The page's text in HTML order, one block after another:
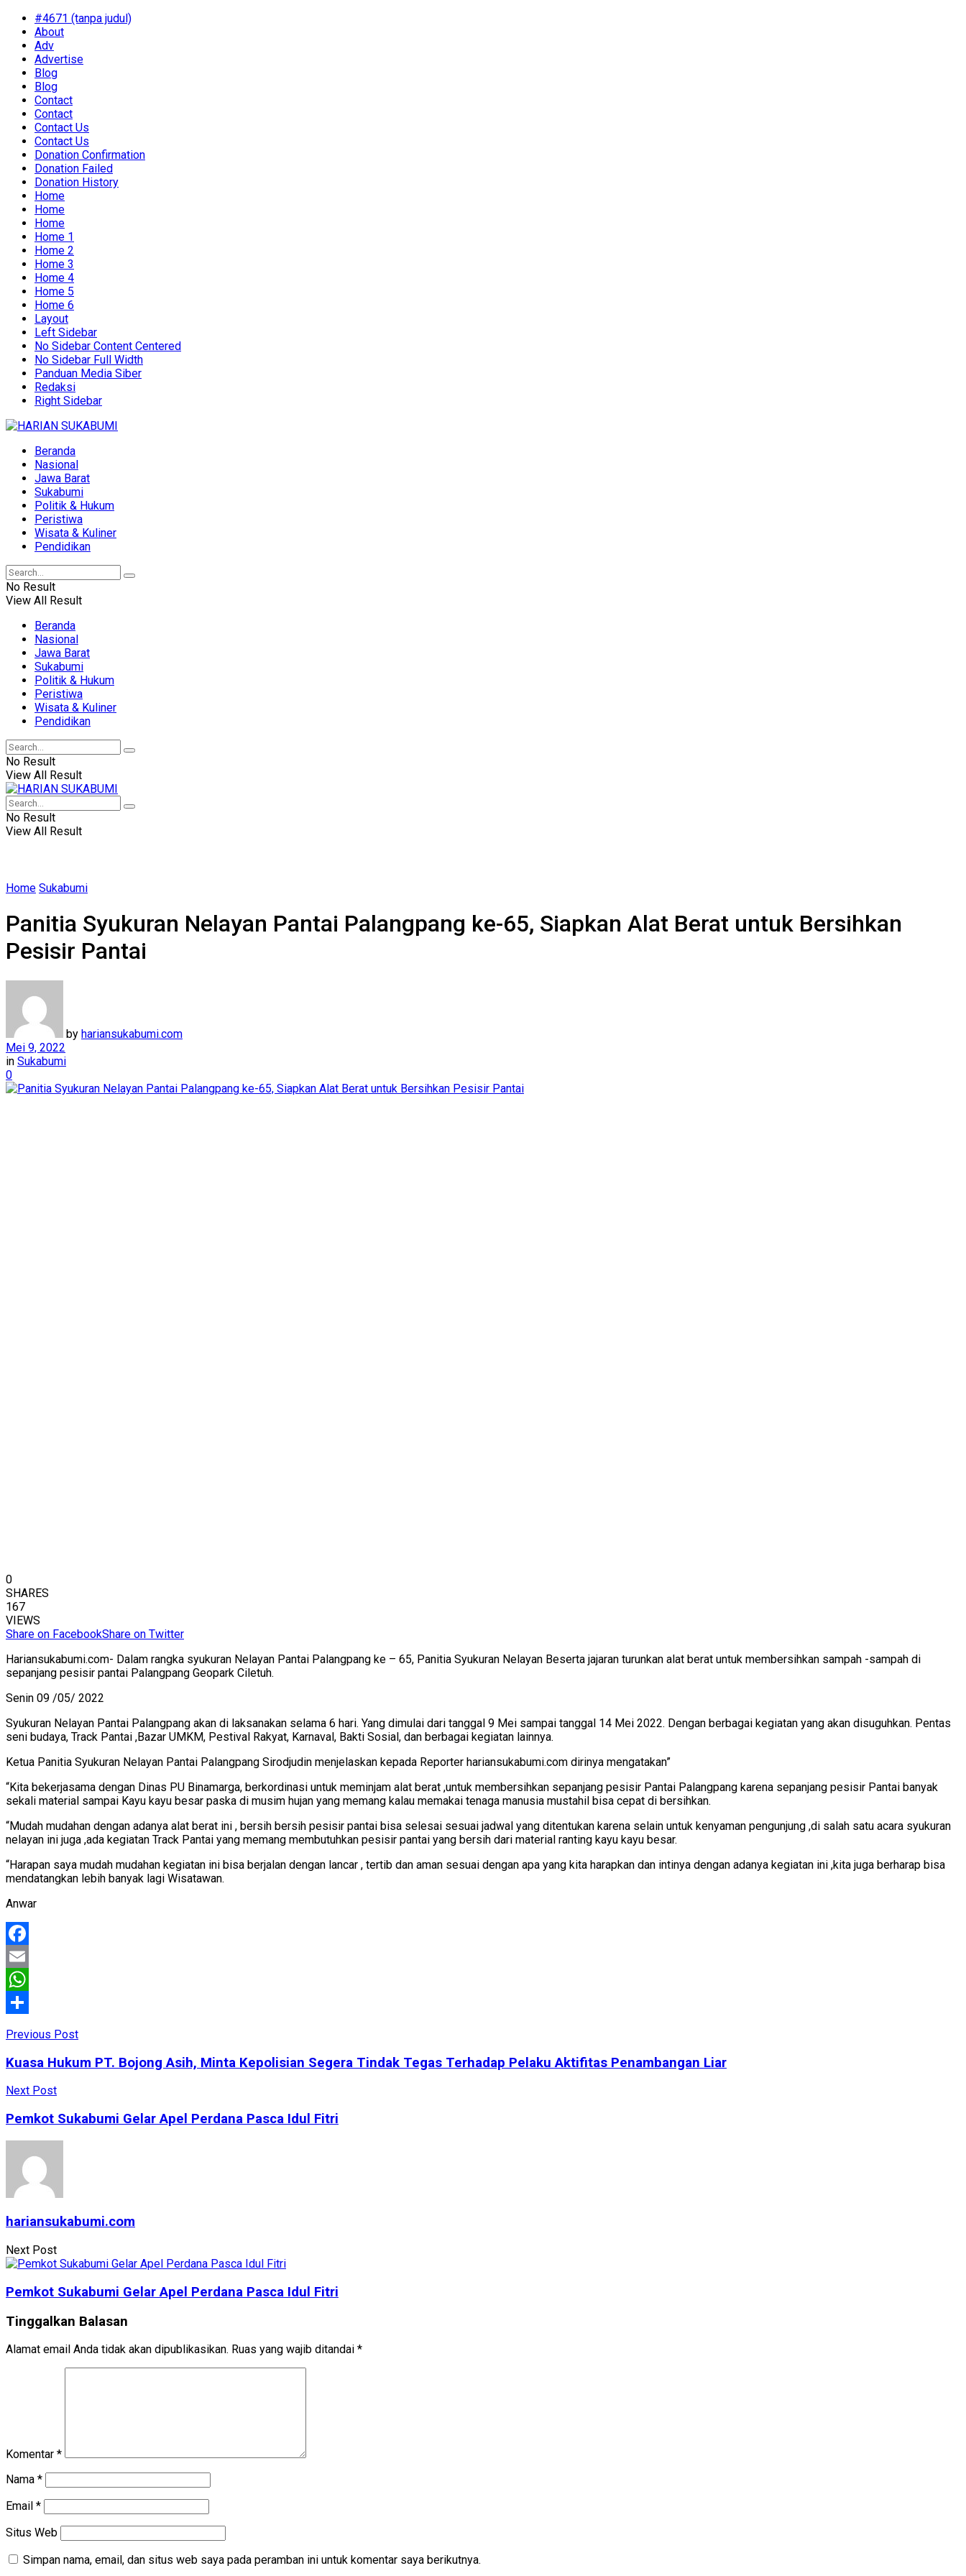
#4671 (tanpa judul)
About
Adv
Advertise
Blog
Blog
Contact
Contact
Contact Us
Contact Us
Donation Confirmation
Donation Failed
Donation History
Home
Home
Home
Home 1
Home 2
Home 3
Home 4
Home 5
Home 6
Layout
Left Sidebar
No Sidebar Content Centered
No Sidebar Full Width
Panduan Media Siber
Redaksi
Right Sidebar
Beranda
Nasional
Jawa Barat
Sukabumi
Politik & Hukum
Peristiwa
Wisata & Kuliner
Pendidikan
No Result
View All Result
Beranda
Nasional
Jawa Barat
Sukabumi
Politik & Hukum
Peristiwa
Wisata & Kuliner
Pendidikan
No Result
View All Result
No Result
View All Result
Home Sukabumi
Panitia Syukuran Nelayan Pantai Palangpang ke-65, Siapkan Alat Berat untuk Bersihkan
Pesisir Pantai
by hariansukabumi.com
Mei 9, 2022
in Sukabumi
0
0
SHARES
167
VIEWS
Share on FacebookShare on Twitter
Hariansukabumi.com- Dalam rangka syukuran Nelayan Pantai Palangpang ke – 65, Panitia Syukuran Nelayan Beserta jajaran turunkan alat berat untuk membersihkan sampah -sampah di
sepanjang pesisir pantai Palangpang Geopark Ciletuh.
Senin 09 /05/ 2022
Syukuran Nelayan Pantai Palangpang akan di laksanakan selama 6 hari. Yang dimulai dari tanggal 9 Mei sampai tanggal 14 Mei 2022. Dengan berbagai kegiatan yang akan disuguhkan. Pentas
seni budaya, Track Pantai ,Bazar UMKM, Pestival Rakyat, Karnaval, Bakti Sosial, dan berbagai kegiatan lainnya.
Ketua Panitia Syukuran Nelayan Pantai Palangpang Sirodjudin menjelaskan kepada Reporter hariansukabumi.com dirinya mengatakan”
“Kita bekerjasama dengan Dinas PU Binamarga, berkordinasi untuk meminjam alat berat ,untuk membersihkan sepanjang pesisir Pantai Palangpang karena sepanjang pesisir Pantai banyak
sekali material sampai Kayu kayu besar paska di musim hujan yang memang kalau memakai tenaga manusia mustahil bisa cepat di bersihkan.
“Mudah mudahan dengan adanya alat berat ini , bersih bersih pesisir pantai bisa selesai sesuai jadwal yang ditentukan karena selain untuk kenyaman pengunjung ,di salah satu acara syukuran
nelayan ini juga ,ada kegiatan Track Pantai yang memang membutuhkan pesisir pantai yang bersih dari material ranting kayu kayu besar.
“Harapan saya mudah mudahan kegiatan ini bisa berjalan dengan lancar , tertib dan aman sesuai dengan apa yang kita harapkan dan intinya dengan adanya kegiatan ini ,kita juga berharap bisa
mendatangkan lebih banyak lagi Wisatawan.
Anwar
Facebook
Email
WhatsApp
Previous Post
Kuasa Hukum PT. Bojong Asih, Minta Kepolisian Segera Tindak Tegas Terhadap Pelaku Aktifitas Penambangan Liar
Next Post
Pemkot Sukabumi Gelar Apel Perdana Pasca Idul Fitri
hariansukabumi.com
Next Post
Pemkot Sukabumi Gelar Apel Perdana Pasca Idul Fitri
Tinggalkan Balasan
Alamat email Anda tidak akan dipublikasikan. Ruas yang wajib ditandai *
Komentar *
Nama *
Email *
Situs Web
Simpan nama, email, dan situs web saya pada peramban ini untuk komentar saya berikutnya.